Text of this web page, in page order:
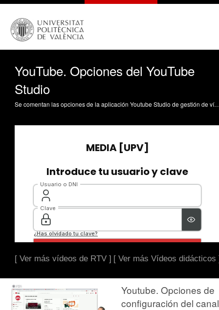
YouTube. Opciones del YouTube
Studio
Se comentan las opciones de la aplicación Youtube Studio de gestión de vídeos subidos a Youtube Despujol Zabala, I. (2023).
[ Ver más vídeos de RTV ] [ Ver más Vídeos didácticos
Youtube. Opciones de
configuración del canal